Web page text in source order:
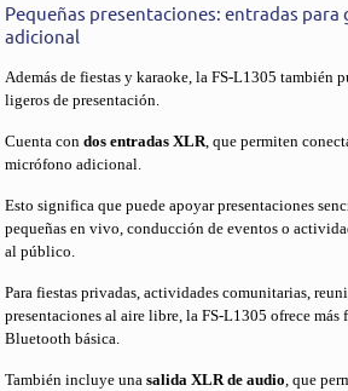
Pequeñas presentaciones: entradas
adicional
Además de fiestas y karaoke, la FS-L1305 también
ligeros de presentación.
Cuenta condos entradas XLR, que permiten
micrófono adicional.
Esto significa que puede apoyar presentaciones
pequeñas en vivo, conducción de eventos o
al público.
Para fiestas privadas, actividades comunitarias,
presentaciones al aire libre, la FS-L1305 ofrece
Bluetooth básica.
También incluye unasalida XLR de audio, que